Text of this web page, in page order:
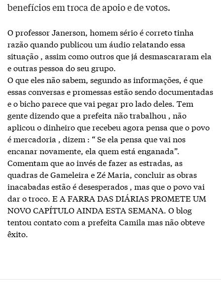
benefícios em troca de apoio e de votos.
O professor Janerson, homem sério é correto tinha
razão quando publicou um áudio relatando essa
situação , assim como outros que já desmascararam ela
e outras pessoa do seu grupo.
O que eles não sabem, segundo as informações, é que
essas conversas e promessas estão sendo documentadas
e o bicho parece que vai pegar pro lado deles. Tem
gente dizendo que a prefeita não trabalhou , não
aplicou o dinheiro que recebeu agora pensa que o povo
é mercadoria , dizem : “ Se ela pensa que vai nos
encanar novamente, ela quem está enganada”.
Comentam que ao invés de fazer as estradas, as
quadras de Gameleira e Zé Maria, concluir as obras
inacabadas estão é desesperados , mas que o povo vai
dar o troco. E A FARRA DAS DIÁRIAS PROMETE UM
NOVO CAPÍTULO AINDA ESTA SEMANA. O blog
tentou contato com a prefeita Camila mas não obteve
êxito.